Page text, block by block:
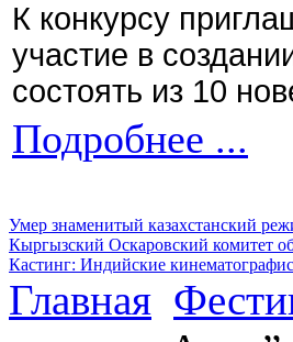
К конкурсу
участие в
состоять из 10
Подробнее ...
Умер знаменитый казахстанский
Кыргызский Оскаровский комитет
Кастинг: Индийские
Главная